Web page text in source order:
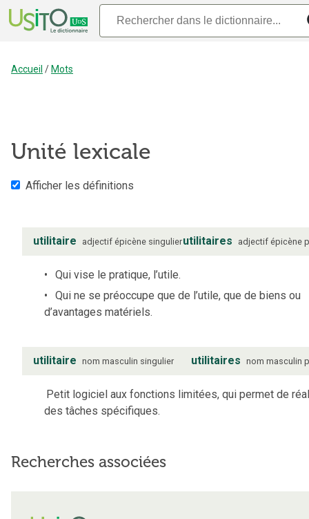
Accueil / Mots
Unité lexicale
Afficher les définitions
utilitaire adjectif épicène singulierutilitaires adjectif épicène
Qui vise le pratique, l’utile.
Qui ne se préoccupe que de l’utile, que de biens ou
d’avantages matériels.
utilitaire nom masculin singulier utilitaires nom masculin
Petit logiciel aux fonctions limitées, qui permet de
des tâches spécifiques.
Recherches associées